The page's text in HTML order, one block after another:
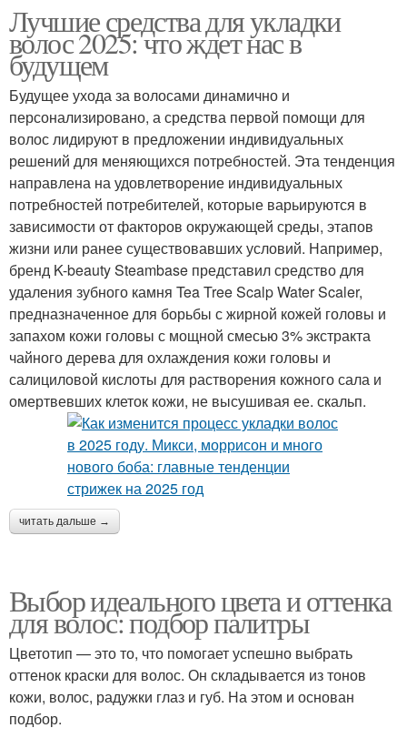
Лучшие средства для укладки
волос 2025: что ждет нас в
будущем
Будущее ухода за волосами динамично и
персонализировано, а средства первой помощи для
волос лидируют в предложении индивидуальных
решений для меняющихся потребностей. Эта тенденция
направлена ​​на удовлетворение индивидуальных
потребностей потребителей, которые варьируются в
зависимости от факторов окружающей среды, этапов
жизни или ранее существовавших условий. Например,
бренд K-beauty Steambase представил средство для
удаления зубного камня Tea Tree Scalp Water Scaler,
предназначенное для борьбы с жирной кожей головы и
запахом кожи головы с мощной смесью 3% экстракта
чайного дерева для охлаждения кожи головы и
салициловой кислоты для растворения кожного сала и
омертвевших клеток кожи, не высушивая ее. скальп.
читать дальше →
Выбор идеального цвета и оттенка
для волос: подбор палитры
Цветотип — это то, что помогает успешно выбрать
оттенок краски для волос. Он складывается из тонов
кожи, волос, радужки глаз и губ. На этом и основан
подбор.